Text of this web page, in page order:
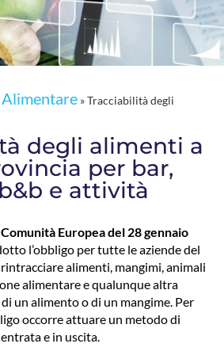
Alimentare »Tracciabilità degli
degli alimenti a
per bar,
e attività
Europea del 28 gennaio
l’obbligo per tutte le aziende del
alimenti, mangimi, animali
alimentare e qualunque altra
un alimento o di un mangime. Per
occorre attuare un metodo di
e in uscita.